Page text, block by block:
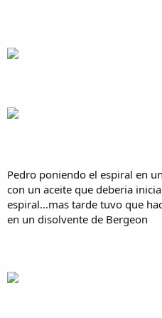
Pedro poniendo el espiral en
con un aceite que deberia
espiral...mas tarde tuvo que
en un disolvente de Bergeon​